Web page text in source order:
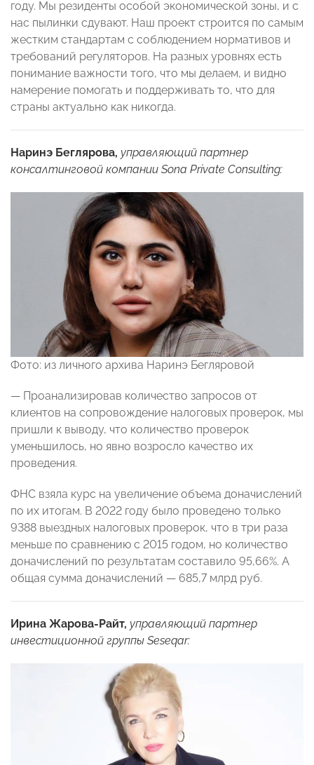
году. Мы резиденты особой экономической зоны, и с
нас пылинки сдувают. Наш проект строится по самым
жестким стандартам с соблюдением нормативов и
требований регуляторов. На разных уровнях есть
понимание важности того, что мы делаем, и видно
намерение помогать и поддерживать то, что для
страны актуально как никогда.
Наринэ Беглярова, управляющий партнер
консалтинговой компании Sona Private Consulting:
Фото: из личного архива Наринэ Бегляровой
— Проанализировав количество запросов от
клиентов на сопровождение налоговых проверок, мы
пришли к выводу, что количество проверок
уменьшилось, но явно возросло качество их
проведения.
ФНС взяла курс на увеличение объема доначислений
по их итогам. В 2022 году было проведено только
9388 выездных налоговых проверок, что в три раза
меньше по сравнению с 2015 годом, но количество
доначислений по результатам составило 95,66%. А
общая сумма доначислений — 685,7 млрд руб.
Ирина Жарова-Райт, управляющий партнер
инвестиционной группы Seseqar: